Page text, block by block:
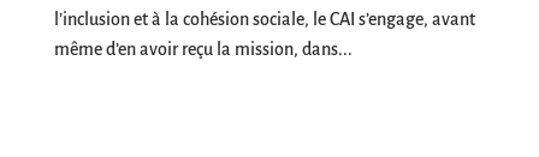
l’inclusion et à la cohésion sociale, le CAI s’engage, avant
même d’en avoir reçu la mission, dans...